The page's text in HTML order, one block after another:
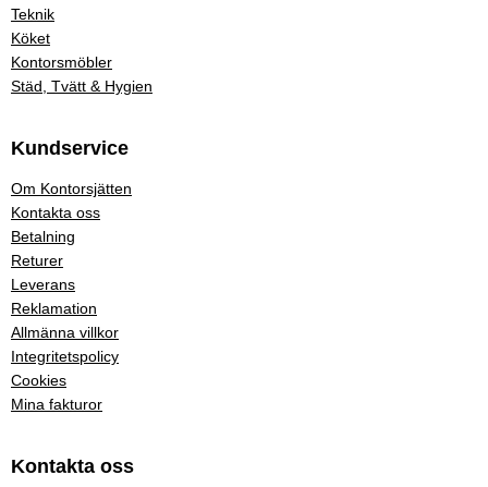
Teknik
Köket
Kontorsmöbler
Städ, Tvätt & Hygien
Kundservice
Om Kontorsjätten
Kontakta oss
Betalning
Returer
Leverans
Reklamation
Allmänna villkor
Integritetspolicy
Cookies
Mina fakturor
Kontakta oss